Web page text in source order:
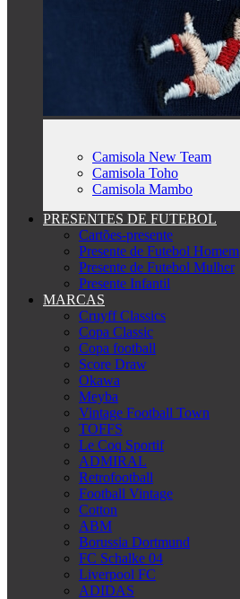
Camisola New Team
Camisola Toho
Camisola Mambo
PRESENTES DE FUTEBOL
Cartões-presente
Presente de Futebol Homem
Presente de Futebol Mulher
Presente Infantil
MARCAS
Cruyff Classics
Copa Classic
Copa football
Score Draw
Okawa
Meyba
Vintage Football Town
TOFFS
Le Coq Sportif
ADMIRAL
Retrofootball
Football Vintage
Cotton
ABM
Borussia Dortmund
FC Schalke 04
Liverpool FC
ADIDAS